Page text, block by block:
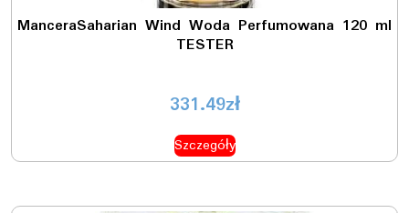
ManceraSaharian Wind Woda Perfumowana 120 ml
TESTER
331.49zł
Szczegóły